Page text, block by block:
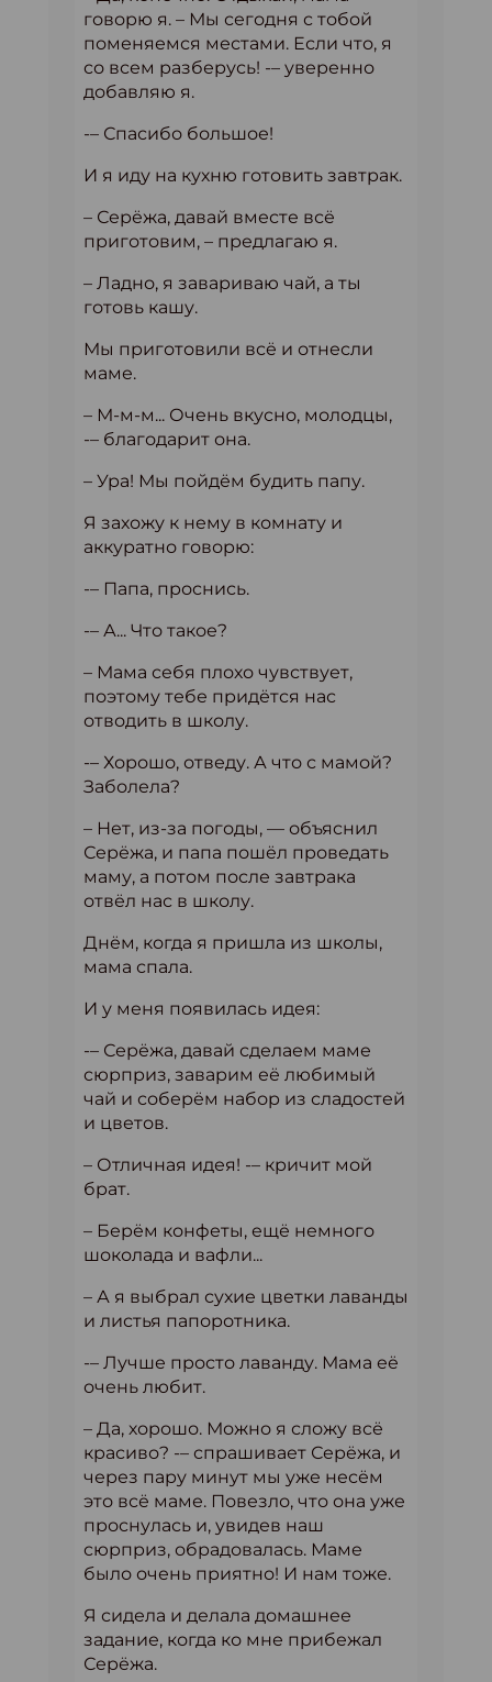
говорю я. – Мы сегодня с тобой
поменяемся местами. Если что, я
со всем разберусь! -– уверенно
добавляю я.
-– Спасибо большое!
И я иду на кухню готовить завтрак.
– Серёжа, давай вместе всё
приготовим, – предлагаю я.
– Ладно, я завариваю чай, а ты
готовь кашу.
Мы приготовили всё и отнесли
маме.
– М-м-м... Очень вкусно, молодцы,
-– благодарит она.
– Ура! Мы пойдём будить папу.
Я захожу к нему в комнату и
аккуратно говорю:
-– Папа, проснись.
-– А... Что такое?
– Мама себя плохо чувствует,
поэтому тебе придётся нас
отводить в школу.
-– Хорошо, отведу. А что с мамой?
Заболела?
– Нет, из-за погоды, — объяснил
Серёжа, и папа пошёл проведать
маму, а потом после завтрака
отвёл нас в школу.
Днём, когда я пришла из школы,
мама спала.
И у меня появилась идея:
-– Серёжа, давай сделаем маме
сюрприз, заварим её любимый
чай и соберём набор из сладостей
и цветов.
– Отличная идея! -– кричит мой
брат.
– Берём конфеты, ещё немного
шоколада и вафли...
– А я выбрал сухие цветки лаванды
и листья папоротника.
-– Лучше просто лаванду. Мама её
очень любит.
– Да, хорошо. Можно я сложу всё
красиво? -– спрашивает Серёжа, и
через пару минут мы уже несём
это всё маме. Повезло, что она уже
проснулась и, увидев наш
сюрприз, обрадовалась. Маме
было очень приятно! И нам тоже.
Я сидела и делала домашнее
задание, когда ко мне прибежал
Серёжа.